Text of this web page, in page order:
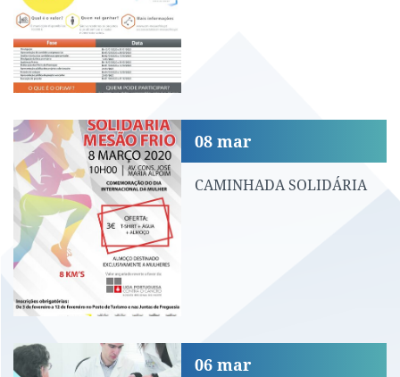
CAMINHADA SOLIDÁRIA
CAMINHADA SOLIDÁRIA
08 mar
MED ON TOUR - MEDICINA NA
06 mar